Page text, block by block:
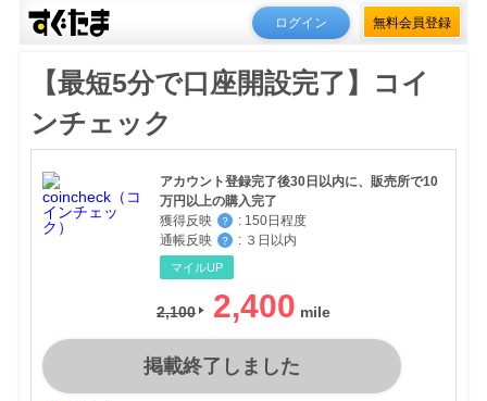
ログイン 無料会員登録
【最短5分で口座開設完了】コイ
ンチェック
アカウント登録完了後30日以内に、販売所で10
万円以上の購入完了
獲得反映
？ : 150日程度
通帳反映
？ : ３日以内
マイルUP
2,100 2,400
掲載終了しました